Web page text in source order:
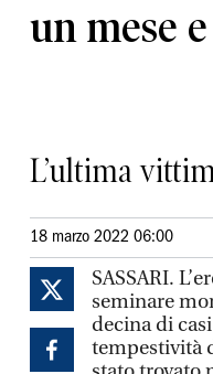
un mese
L’ultima
18 marzo 2022 06:00
SASSARI.
seminare
decina di
tempestività